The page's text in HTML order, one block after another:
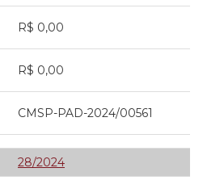
R$ 0,00
R$ 0,00
CMSP-PAD-2024/00561
28/2024